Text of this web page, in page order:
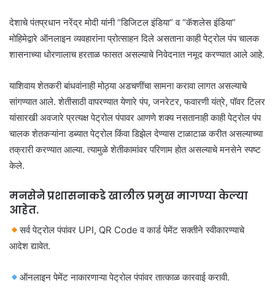
देशाचे पंतप्रधान नरेंद्र मोदी यांनी “डिजिटल इंडिया” व “कॅशलेस इंडिया”
मोहिमेद्वारे ऑनलाइन व्यवहारांना प्रोत्साहन दिले असताना काही पेट्रोल पंप चालक
शासनाच्या धोरणालाच हरताळ फासत असल्याचे निवेदनात नमूद करण्यात आले आहे.
याशिवाय शेतकरी बांधवांनाही मोठ्या अडचणींचा सामना करावा लागत असल्याचे
सांगण्यात आले. शेतीसाठी वापरण्यात येणारे पंप, जनरेटर, फवारणी यंत्रे, पॉवर टिलर
यांसारखी अवजारे प्रत्यक्ष पेट्रोल पंपावर आणणे शक्य नसतानाही काही पेट्रोल पंप
चालक शेतकऱ्यांना डब्यात पेट्रोल किंवा डिझेल देण्यास टाळाटाळ करीत असल्याच्या
तक्रारी करण्यात आल्या. त्यामुळे शेतीकामांवर परिणाम होत असल्याचे मनसेने स्पष्ट
केले.
मनसेने प्रशासनाकडे खालील प्रमुख मागण्या केल्या
आहेत.
सर्व पेट्रोल पंपांवर UPI, QR Code व कार्ड पेमेंट सक्तीने स्वीकारण्याचे
आदेश द्यावेत.
ऑनलाइन पेमेंट नाकारणाऱ्या पेट्रोल पंपांवर तात्काळ कारवाई करावी.